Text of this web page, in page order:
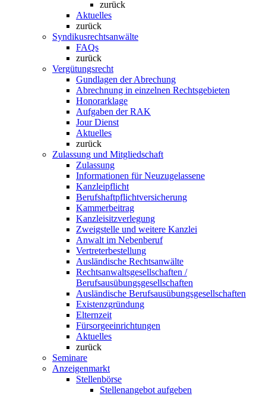
zurück
Aktuelles
zurück
Syndikusrechtsanwälte
FAQs
zurück
Vergütungsrecht
Gundlagen der Abrechung
Abrechnung in einzelnen Rechtsgebieten
Honorarklage
Aufgaben der RAK
Jour Dienst
Aktuelles
zurück
Zulassung und Mitgliedschaft
Zulassung
Informationen für Neuzugelassene
Kanzleipflicht
Berufshaftpflichtversicherung
Kammerbeitrag
Kanzleisitzverlegung
Zweigstelle und weitere Kanzlei
Anwalt im Nebenberuf
Vertreterbestellung
Ausländische Rechtsanwälte
Rechtsanwaltsgesellschaften /
Berufsausübungsgesellschaften
Ausländische Berufsausübungsgesellschaften
Existenzgründung
Elternzeit
Fürsorgeeinrichtungen
Aktuelles
zurück
Seminare
Anzeigenmarkt
Stellenbörse
Stellenangebot aufgeben